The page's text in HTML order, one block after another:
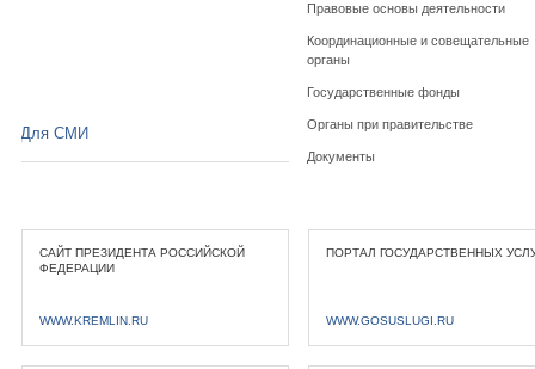
Правовые основы деятельности
Координационные и совещательные
органы
Государственные фонды
Органы при правительстве
Документы
Для СМИ
САЙТ ПРЕЗИДЕНТА РОССИЙСКОЙ
ФЕДЕРАЦИИ
WWW.KREMLIN.RU
ПОРТАЛ ГОСУДАРСТВЕННЫХ
WWW.GOSUSLUGI.RU